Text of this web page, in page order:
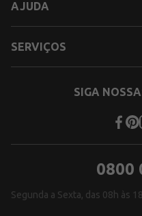
AJUDA
SERVIÇOS
SIGA
0800
Segunda a Sexta, das 08h às